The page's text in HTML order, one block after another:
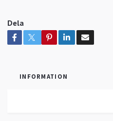
Dela
INFORMATION